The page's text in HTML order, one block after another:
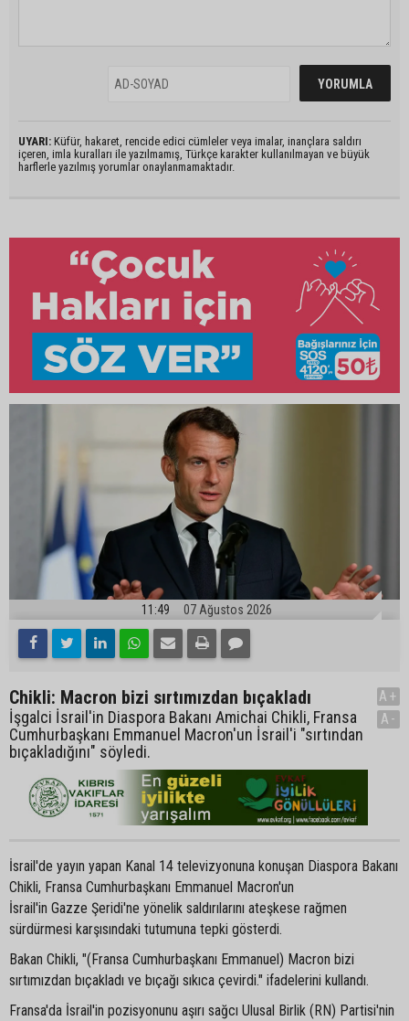
UYARI: Küfür, hakaret, rencide edici cümleler veya imalar, inançlara saldırı
içeren, imla kuralları ile yazılmamış, Türkçe karakter kullanılmayan ve büyük
harflerle yazılmış yorumlar onaylanmamaktadır.
11:49 07 Ağustos 2026
Chikli: Macron bizi sırtımızdan bıçakladı
İşgalci İsrail'in Diaspora Bakanı Amichai Chikli, Fransa
Cumhurbaşkanı Emmanuel Macron'un İsrail'i "sırtından
bıçakladığını" söyledi.
A+
A-
İsrail'de yayın yapan Kanal 14 televizyonuna konuşan Diaspora Bakanı
Chikli, Fransa Cumhurbaşkanı Emmanuel Macron'un
İsrail'in Gazze Şeridi'ne yönelik saldırılarını ateşkese rağmen
sürdürmesi karşısındaki tutumuna tepki gösterdi.
Bakan Chikli, "(Fransa Cumhurbaşkanı Emmanuel) Macron bizi
sırtımızdan bıçakladı ve bıçağı sıkıca çevirdi." ifadelerini kullandı.
Fransa'da İsrail'in pozisyonunu aşırı sağcı Ulusal Birlik (RN) Partisi'nin